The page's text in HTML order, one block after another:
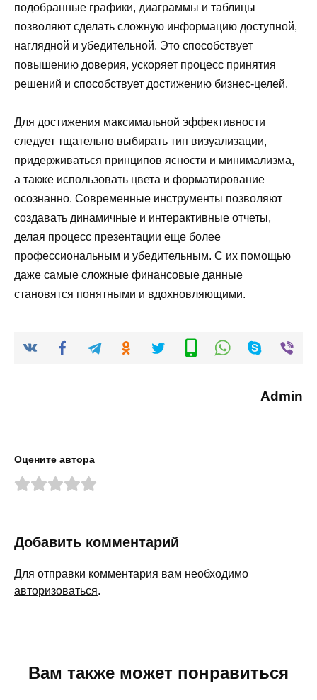
подобранные графики, диаграммы и таблицы
позволяют сделать сложную информацию доступной,
наглядной и убедительной. Это способствует
повышению доверия, ускоряет процесс принятия
решений и способствует достижению бизнес-целей.
Для достижения максимальной эффективности
следует тщательно выбирать тип визуализации,
придерживаться принципов ясности и минимализма,
а также использовать цвета и форматирование
осознанно. Современные инструменты позволяют
создавать динамичные и интерактивные отчеты,
делая процесс презентации еще более
профессиональным и убедительным. С их помощью
даже самые сложные финансовые данные
становятся понятными и вдохновляющими.
Admin
Оцените автора
Добавить комментарий
Для отправки комментария вам необходимо
авторизоваться.
Вам также может понравиться